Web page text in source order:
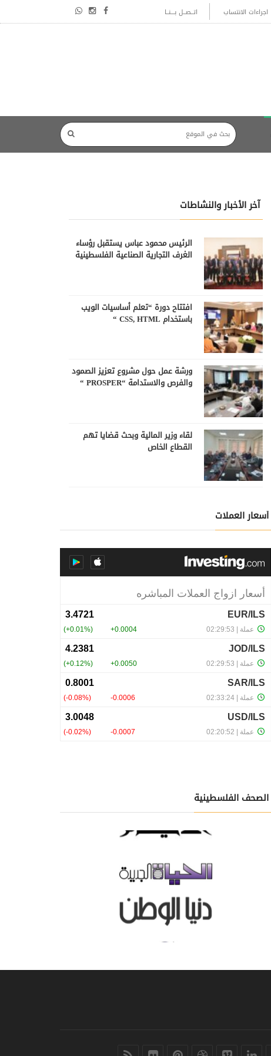
اجراءات الانتساب اتــصــل بـــنــا
آخر الأخبار والنشاطات
الرئيس محمود عباس يستقبل رؤساء
الغرف التجارية الصناعية الفلسطينية
افتتاح دورة “تعلم أساسيات الويب
باستخدام CSS, HTML “
ورشة عمل حول مشروع تعزيز الصمود
والفرص والاستدامة “PROSPER “
لقاء وزير المالية وبحث قضايا تهم
القطاع الخاص
أسعار العملات
الصحف الفلسطينية